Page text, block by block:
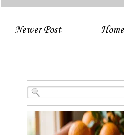
Newer Post Home